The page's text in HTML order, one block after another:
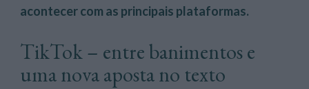
acontecer com as principais plataformas.
TikTok – entre banimentos e
uma nova aposta no texto